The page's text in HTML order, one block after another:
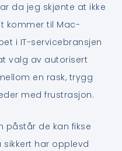
da jeg skjønte at ikke
kommer til Mac-
i IT-servicebransjen
valg av autorisert
en rask, trygg
med frustrasjon.
påstår de kan fikse
har opplevd